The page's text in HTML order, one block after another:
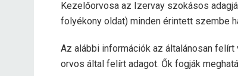
Kezelőorvosa az Izervay szokásos
folyékony oldat) minden érintett szembe
Az alábbi információk az általánosan felírt
orvos által felírt adagot. Ők fogják